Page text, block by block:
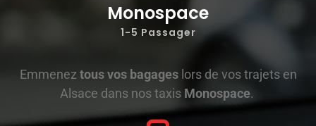
Monospace
1-5 Passager
Emmenez tous vos bagageslors de vos trajets en
Alsace dans nos taxis Monospace.